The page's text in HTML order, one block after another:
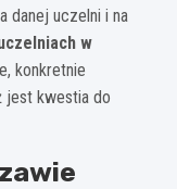
danej uczelni i na
w
konkretnie
jest kwestia do